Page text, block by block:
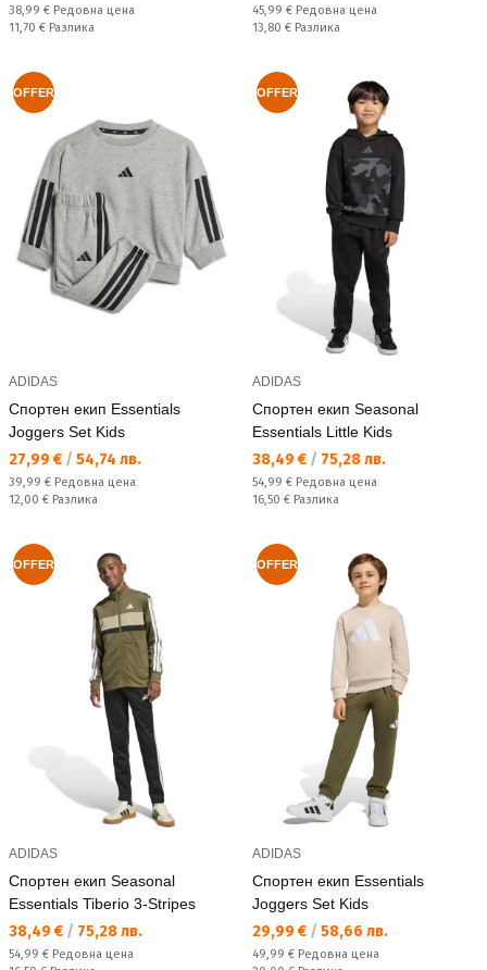
Редовна цена:
38,99 € Редовна цена
Спестявате:
11,70 € Разлика
Редовна цена:
45,99 € Редовна цена
Спестявате:
13,80 € Разлика
OFFER
ADIDAS
Спортен екип Essentials
Joggers Set Kids
Текуща цена:
27,99 € / 54,74 лв.
Редовна цена:
39,99 € Редовна цена
Спестявате:
12,00 € Разлика
OFFER
ADIDAS
Спортен екип Seasonal
Essentials Little Kids
Текуща цена:
38,49 € / 75,28 лв.
Редовна цена:
54,99 € Редовна цена
Спестявате:
16,50 € Разлика
OFFER
ADIDAS
Спортен екип Seasonal
Essentials Tiberio 3-Stripes
Текуща цена:
38,49 € / 75,28 лв.
Редовна цена:
54,99 € Редовна цена
OFFER
ADIDAS
Спортен екип Essentials
Joggers Set Kids
Текуща цена:
29,99 € / 58,66 лв.
Редовна цена:
49,99 € Редовна цена